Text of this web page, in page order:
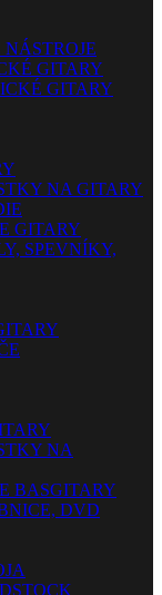
GITARY
GITARY
NA GITARY
GITARY
SPEVNÍKY,
NA
BASGITARY
DVD